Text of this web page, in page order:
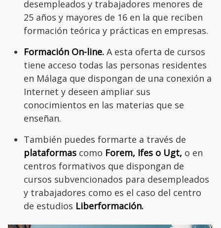
desempleados y trabajadores menores de
25 años y mayores de 16 en la que reciben
formación teórica y prácticas en empresas.
Formación On-line. A esta oferta de cursos
tiene acceso todas las personas residentes
en Málaga que dispongan de una conexión a
Internet y deseen ampliar sus
conocimientos en las materias que se
enseñan.
También puedes formarte a través de
plataformas como Forem, Ifes o Ugt, o en
centros formativos que dispongan de
cursos subvencionados para desempleados
y trabajadores como es el caso del centro
de estudios Liberformación.